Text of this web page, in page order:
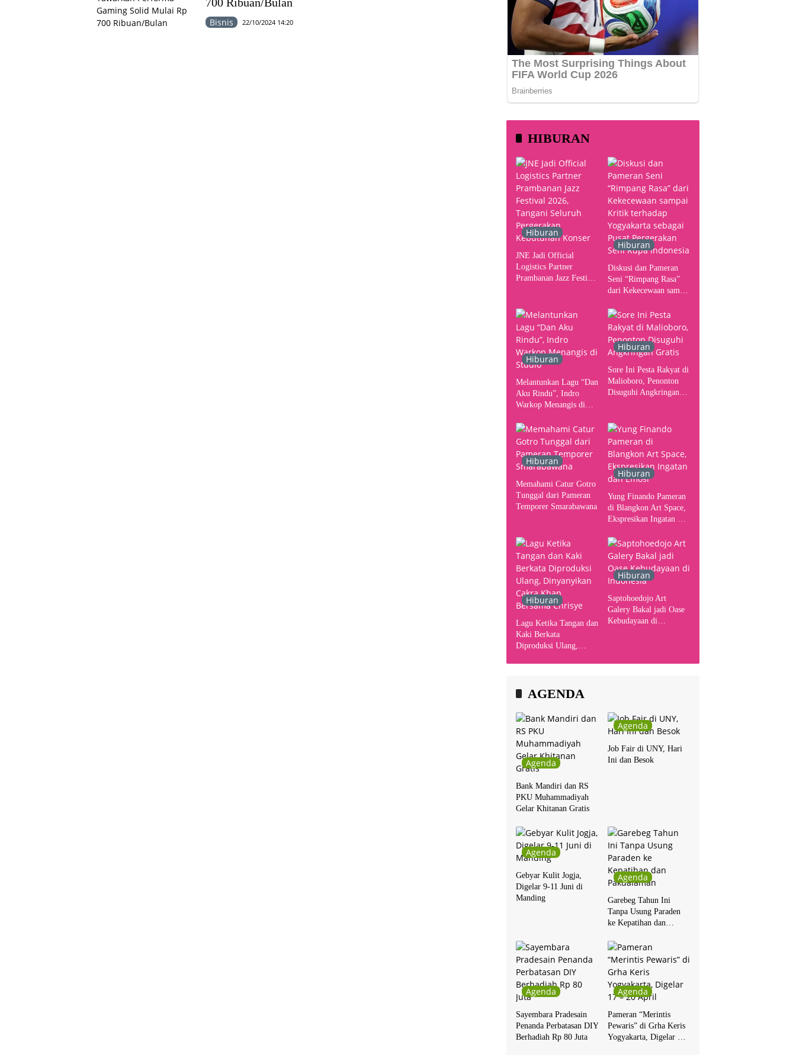
Bisnis 22/10/2024 14:20
HIBURAN
Hiburan
JNE Jadi Official
Logistics Partner
Prambanan Jazz Festival
Konser
Hiburan
Diskusi dan Pameran
Seni “Rimpang Rasa”
dari Kekecewaan sampai
Yogyakarta sebagai
Pusat Pergerakan Seni
Rupa Indonesia
Hiburan
Melantunkan Lagu “Dan
Aku Rindu”, Indro
Warkop Menangis di
Hiburan
Sore Ini Pesta Rakyat di
Malioboro, Penonton
Disuguhi Angkringan
Hiburan
Memahami Catur Gotro
Tunggal dari Pameran
Temporer Smarabawana
Hiburan
Yung Finando Pameran
di Blangkon Art Space,
Ekspresikan Ingatan dan
Hiburan
Lagu Ketika Tangan dan
Kaki Berkata
Diproduksi Ulang,
Hiburan
Saptohoedojo Art
Galery Bakal jadi Oase
Kebudayaan di
AGENDA
Agenda
Bank Mandiri dan RS
PKU Muhammadiyah
Gelar Khitanan Gratis
Agenda
Job Fair di UNY, Hari
Ini dan Besok
Agenda
Gebyar Kulit Jogja,
Digelar 9-11 Juni di
Manding
Agenda
Garebeg Tahun Ini
Tanpa Usung Paraden
ke Kepatihan dan
Agenda
Sayembara Pradesain
Penanda Perbatasan DIY
Berhadiah Rp 80 Juta
Agenda
Pameran “Merintis
Pewaris” di Grha Keris
Yogyakarta, Digelar 17